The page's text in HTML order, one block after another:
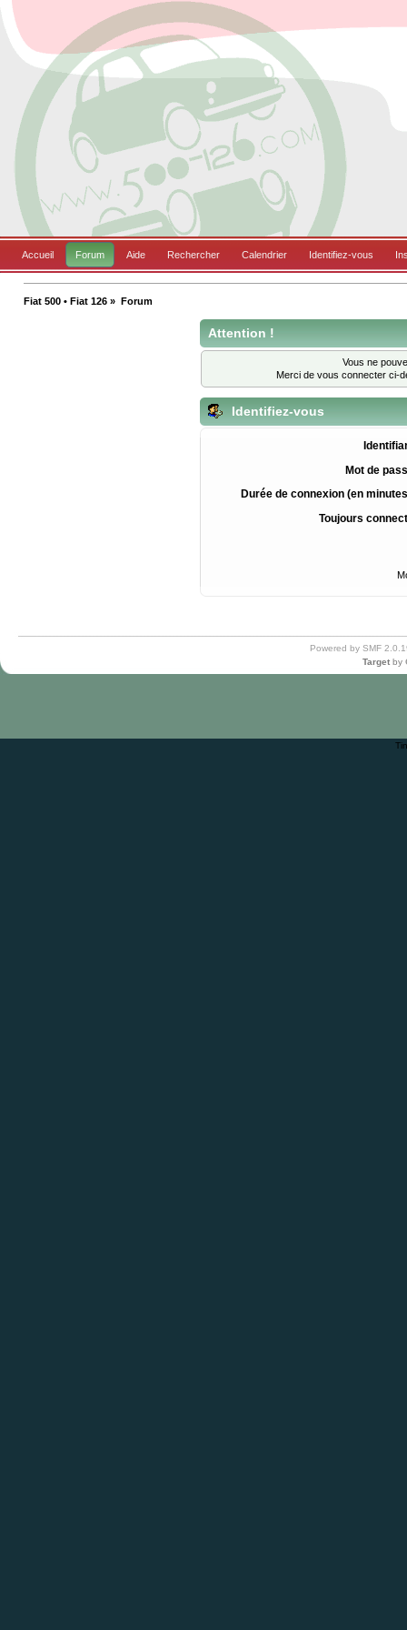
Accueil Forum Aide Rechercher Calendrier Identifiez-vous
Fiat 500 • Fiat 126 » Forum
Attention !
Vous ne
Merci de vous connecter ci-
Identifiez-vous
Mot de
Durée de connexion (en
Toujours
Powered by SMF
Target by